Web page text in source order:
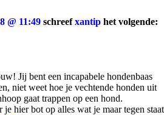
@ 11:49 schreefxantip het volgende:
Jij bent een incapabele hondenbaas
niet weet hoe je vechtende honden uit
gaat trappen op een hond.
hier bot op alles wat je maar tegen staat